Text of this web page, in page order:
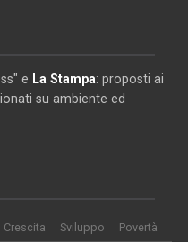
e La Stampa: proposti ai
su ambiente ed
Crescita Sviluppo Povertà